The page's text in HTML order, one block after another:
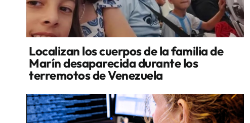
Localizan los cuerpos de la familia de
Marín desaparecida durante los
terremotos de Venezuela